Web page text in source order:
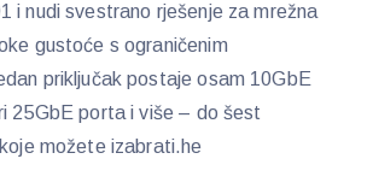
i nudi svestrano rješenje za mrežna
gustoće s ograničenim
priključak postaje osam 10GbE
25GbE porta i više – do šest
možete izabrati.he